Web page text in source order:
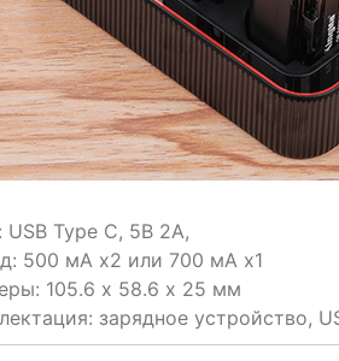
USB Type C, 5В 2А,
500 мА х2 или 700 мА х1
105.6 х 58.6 х 25 мм
зарядное устройство,